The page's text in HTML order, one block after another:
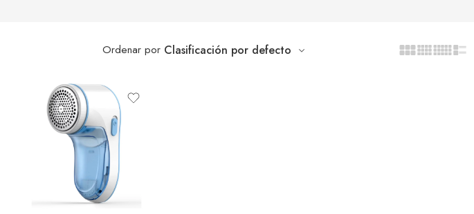
Ordenar por Clasificación por defecto